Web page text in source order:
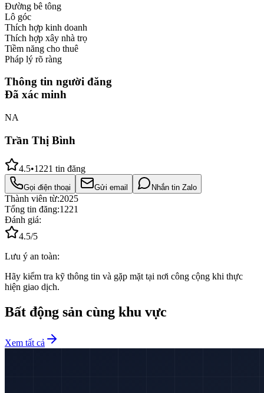
Đường bê tông
Lô góc
Thích hợp kinh doanh
Thích hợp xây nhà trọ
Tiềm năng cho thuê
Pháp lý rõ ràng
Thông tin người đăng
Đã xác minh
NA
Trần Thị Bình
4.5•1221 tin đăng
Gọi điện thoại Gửi email Nhắn tin Zalo
Thành viên từ:2025
Tổng tin đăng:1221
Đánh giá:
4.5/5
Lưu ý an toàn:
Hãy kiểm tra kỹ thông tin và gặp mặt tại nơi công cộng khi thực
hiện giao dịch.
Bất động sản cùng khu vực
Xem tất cả